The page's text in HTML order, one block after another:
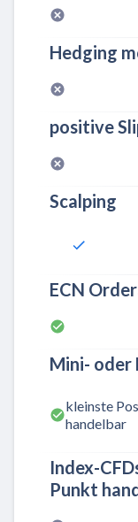
Hedging
positive
Scalping
ECN
Mini- oder
kleinste
handelbar
Index-
Punkt